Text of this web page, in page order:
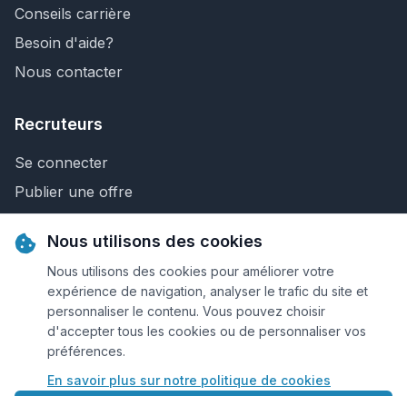
Conseils carrière
Besoin d'aide?
Nous contacter
Recruteurs
Se connecter
Publier une offre
Nous contacter
© 2026 Keejob.com. Tous droits réservés.
Conditions et règlement
Cookies
Nous utilisons des cookies
Nous utilisons des cookies pour améliorer votre
expérience de navigation, analyser le trafic du site et
personnaliser le contenu. Vous pouvez choisir
d'accepter tous les cookies ou de personnaliser vos
préférences.
En savoir plus sur notre politique de cookies